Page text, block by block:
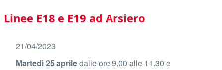
Main
navigation
Linee E18 e E19 ad Arsiero
21/04/2023
Martedì 25 apriledalle ore 9.00 alle 11.30 e